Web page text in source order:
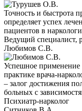
Точность и быстрота
определяет успех
пациентов в
Ведущий специалист,
Любимов С.В.
Успешное применение
практике врача-
– залог достижения
больных с
Психиатр-нарколог